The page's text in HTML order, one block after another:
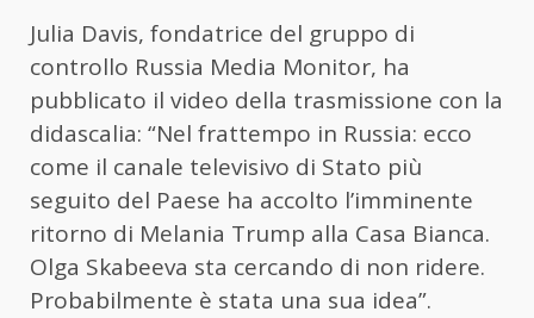
Julia Davis, fondatrice del gruppo di
controllo Russia Media Monitor, ha
pubblicato il video della trasmissione con la
didascalia: “Nel frattempo in Russia: ecco
come il canale televisivo di Stato più
seguito del Paese ha accolto l’imminente
ritorno di Melania Trump alla Casa Bianca.
Olga Skabeeva sta cercando di non ridere.
Probabilmente è stata una sua idea”.